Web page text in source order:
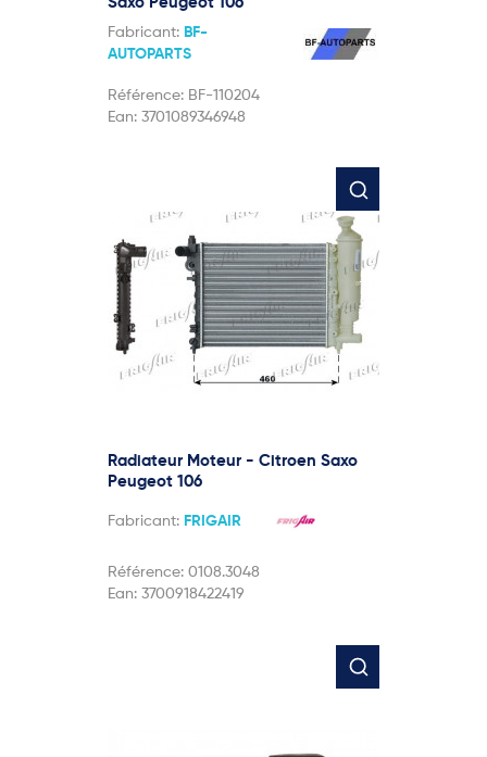
Fabricant: BF-
AUTOPARTS
Référence: BF-110204
Ean: 3701089346948
Radiateur Moteur - Citroen Saxo
Peugeot 106
Fabricant: FRIGAIR
Référence: 0108.3048
Ean: 3700918422419